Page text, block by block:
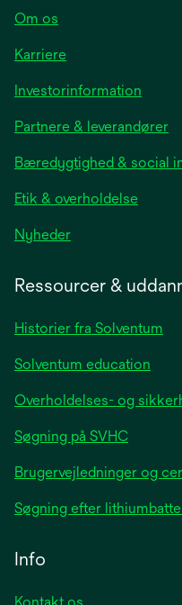
Om os
Karriere
Investorinformation
a
new
Partnere & leverandører
Bæredygtighed & social
Etik & overholdelse
Nyhederopens
tab
Ressourcer &
Historier fra Solventum
Solventum education
Overholdelses- og
Søgning på SVHC
Brugervejledninger og
Søgning efter
Info
Kontakt os